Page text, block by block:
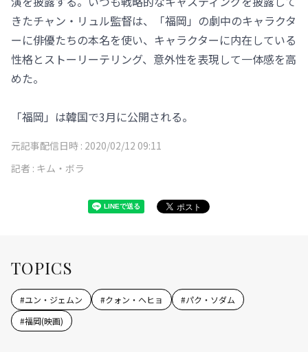
きたチャン・リュル監督は、「福岡」の劇中のキャラクタ
ーに俳優たちの本名を使い、キャラクターに内在している
性格とストーリーテリング、意外性を表現して一体感を高
めた。
「福岡」は韓国で3月に公開される。
元記事配信日時 : 2020/02/12 09:11
記者 : キム・ボラ
TOPICS
#ユン・ジェムン #クォン・ヘヒョ #パク・ソダム
#福岡(映画)